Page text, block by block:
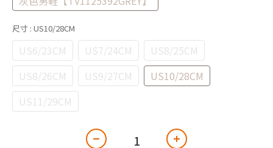
尺寸 : US10/28CM
US6/23CM US7/24CM
US8/25CM
US8/26CM
US9/27CM
US10/28CM
US11/29CM